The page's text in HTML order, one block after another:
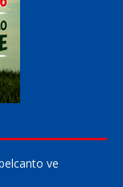
ve